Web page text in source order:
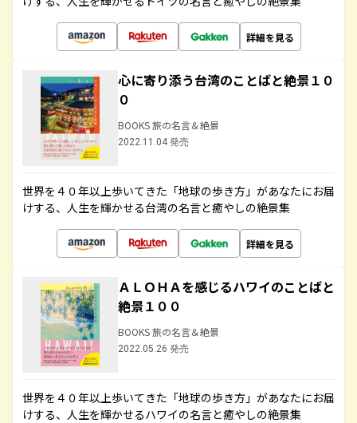
詳細を見る
心に寄り添う台湾のことばと絶景１０
０
BOOKS 旅の名言＆絶景
2022.11.04 発売
世界を４０年以上歩いてきた「地球の歩き方」があなたにお届
けする、人生を輝かせる台湾の名言と癒やしの絶景集
詳細を見る
ＡＬＯＨＡを感じるハワイのことばと
絶景１００
BOOKS 旅の名言＆絶景
2022.05.26 発売
世界を４０年以上歩いてきた「地球の歩き方」があなたにお届
けする、人生を輝かせるハワイの名言と癒やしの絶景集